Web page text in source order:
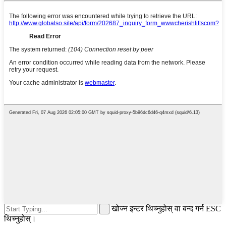
खोज्न इन्टर थिच्नुहोस् वा बन्द गर्न ESC
थिच्नुहोस्।